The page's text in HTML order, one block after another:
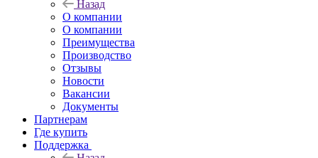
Назад
О компании
О компании
Преимущества
Производство
Отзывы
Новости
Вакансии
Документы
Партнерам
Где купить
Поддержка